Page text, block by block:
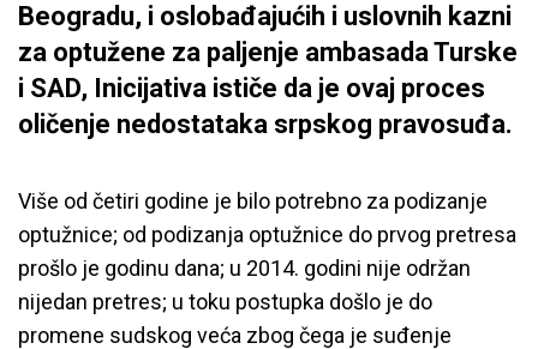
Beogradu, i oslobađajućih i uslovnih kazni
za optužene za paljenje ambasada Turske
i SAD, Inicijativa ističe da je ovaj proces
oličenje nedostataka srpskog pravosuđa.
Više od četiri godine je bilo potrebno za podizanje
optužnice; od podizanja optužnice do prvog pretresa
prošlo je godinu dana; u 2014. godini nije održan
nijedan pretres; u toku postupka došlo je do
promene sudskog veća zbog čega je suđenje